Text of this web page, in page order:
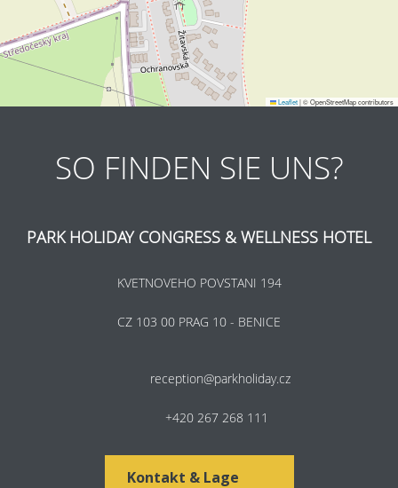
Leaflet|© OpenStreetMap contributors
SO FINDEN SIE UNS?
PARK HOLIDAY CONGRESS & WELLNESS HOTEL
KVETNOVEHO POVSTANI 194
CZ 103 00 PRAG 10 - BENICE
reception@parkholiday.cz
+420 267 268 111
Kontakt & Lage